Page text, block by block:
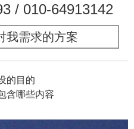
/ 010-64913142
我需求的方案
的目的
含哪些内容